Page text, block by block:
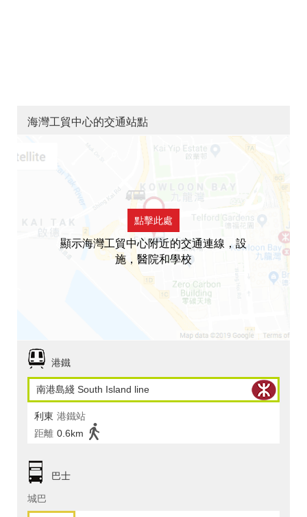
海灣工貿中心的交通站點
點擊此處
顯示海灣工貿中心附近的交通連線，設
施，醫院和學校
港鐵
南港島綫 South Island line
利東 港鐵站
距離 0.6km
巴士
城巴